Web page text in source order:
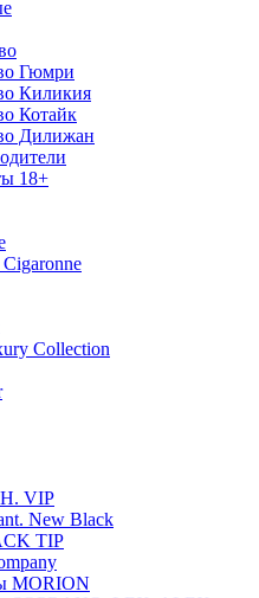
Гюмри
Киликия
Котайк
Дилижан
18+
Collection
VIP
New Black
TIP
MORION